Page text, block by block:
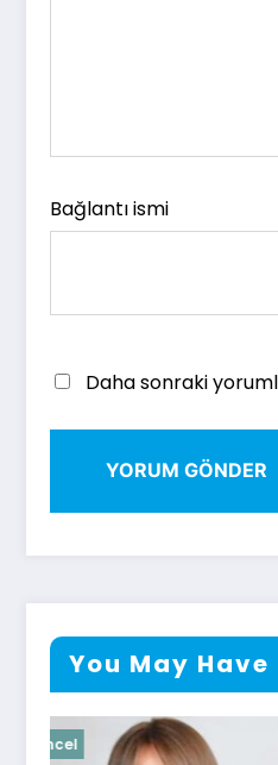
Bağlantı ismi
Daha sonraki
You May Have
Güncel